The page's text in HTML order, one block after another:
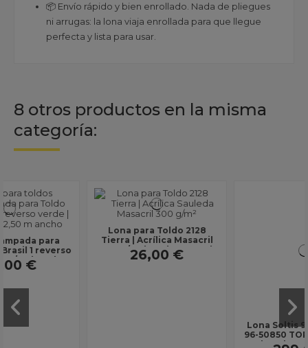
📦 Envío rápido y bien enrollado. Nada de pliegues
ni arrugas: la lona viaja enrollada para que llegue
perfecta y lista para usar.
8 otros productos en la misma
categoría:
Lona para Toldo 2128
Tierra | Acrílica Masacril
300 g/m² | Ancho 1,20 m |
26,00 €
Lona Soltis 96 para toldo
96-50850 TOPO | 400 g/m²